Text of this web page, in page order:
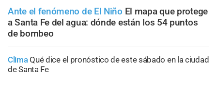
Ante el fenómeno de El Niño El mapa que protege
a Santa Fe del agua: dónde están los 54 puntos
de bombeo
Clima Qué dice el pronóstico de este sábado en la ciudad
de Santa Fe